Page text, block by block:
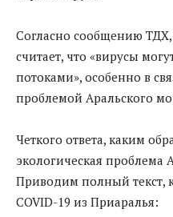
Согласно сообщению ТДХ,
считает, что «вирусы
потоками», особенно в
проблемой Аральского
Четкого ответа, каким
экологическая проблема
Приводим полный текст,
COVID-19 из Приаралья: